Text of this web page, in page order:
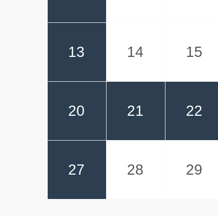
13 14 15
20 21 22
27 28 29